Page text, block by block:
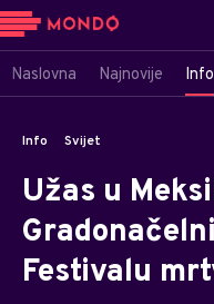
Naslovna Najnovije Info
Info Svijet
Užas u
Festivalu